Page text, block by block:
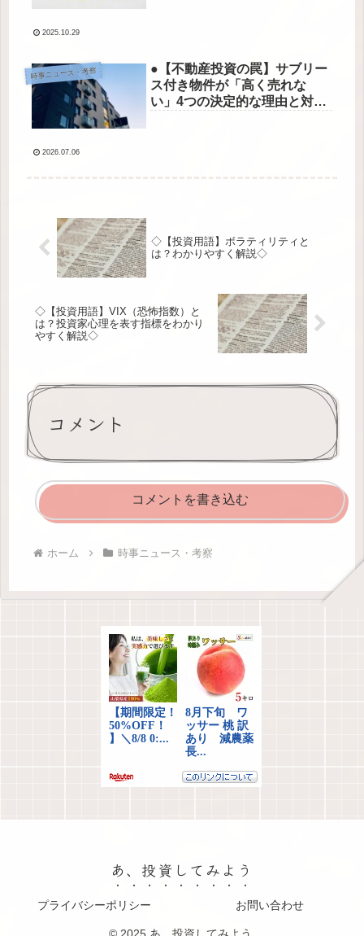
2025.10.29
時事ニュース・考察
●【不動産投資の罠】サブリー
ス付き物件が「高く売れな
い」4つの決定的な理由と対策
2026.07.06
◇【投資用語】ボラティリティと
は？わかりやすく解説◇
◇【投資用語】VIX（恐怖指数）と
は？投資家心理を表す指標をわかり
やすく解説◇
コメント
コメントを書き込む
ホーム 時事ニュース・考察
あ、投資してみよう
プライバシーポリシー お問い合わせ